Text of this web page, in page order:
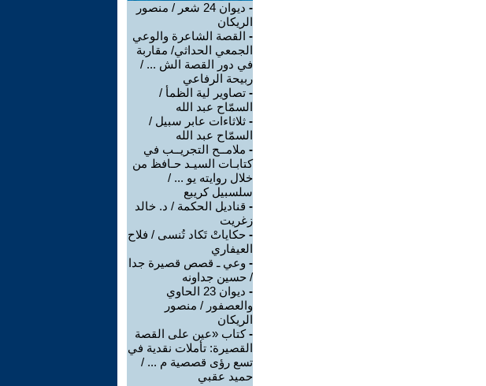
-
ديوان 24 شعر / منصور
الريكان
- القصة الشاعرة والوعي
الجمعي الحداثي/ مقاربة
في دور القصة الش ... /
ربيحة الرفاعي
- تصاوير لية الظمأ /
السمّاح عبد الله
- ثلاثاءات عابر سبيل /
السمّاح عبد الله
- ملامــح التجريــب في
كتابـات السيـد حـافظ من
خلال روايته يو ... /
سلسبيل كريبع
- قناديل الحكمة / د. خالد
زغريت
- حكاياتْ تَكاد تُنسى / فلاح
العيفاري
- وعي ـ قصص قصيرة جدا
/ حسين جداونه
-
ديوان 23 الحاوي
والعصفور / منصور
الريكان
-كتاب «عين على القصة
القصيرة: تأملات نقدية في
تسع رؤى قصصية م ... /
حميد عقبي